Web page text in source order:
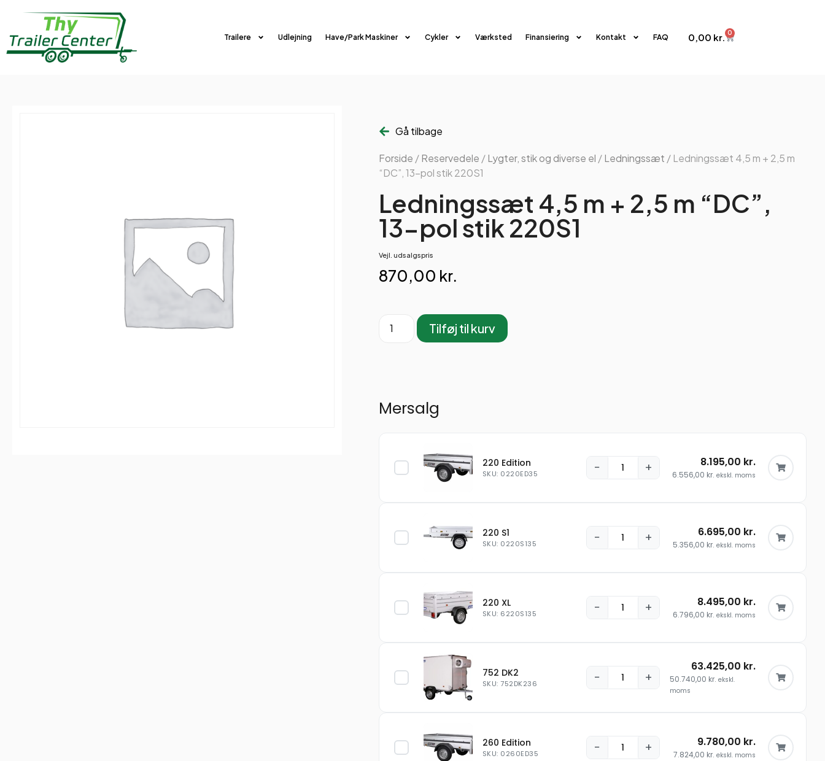
Trailere Udlejning Have/Park Maskiner Cykler Værksted Finansiering Kontakt FAQ 0,00 kr. 0
Gå tilbage
Forside /Reservedele /Lygter, stik og diverse el /Ledningssæt / Ledningssæt 4,5 m + 2,5 m
“DC”, 13-pol stik 220S1
Ledningssæt 4,5 m + 2,5 m “DC”,
13-pol stik 220S1
Vejl. udsalgspris
870,00 kr.
Tilføj til kurv
Mersalg
220 Edition
SKU: 0220ED35 − + 8.195,00 kr.
6.556,00 kr. ekskl. moms
220 S1
SKU: 0220S135 − + 6.695,00 kr.
5.356,00 kr. ekskl. moms
220 XL
SKU: 6220S135 − + 8.495,00 kr.
6.796,00 kr. ekskl. moms
752 DK2
SKU: 752DK236 − +
63.425,00 kr.
50.740,00 kr. ekskl.
moms
260 Edition
SKU: 0260ED35 − + 9.780,00 kr.
7.824,00 kr. ekskl. moms